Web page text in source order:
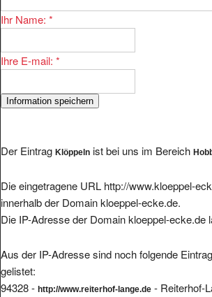
Ihr Name: *
Ihre E-mail: *
Der Eintrag Klöppeln ist bei uns im Bereich
Die eingetragene URL http://www.kloeppel-
innerhalb der Domain kloeppel-ecke.de.
Die IP-Adresse der Domain kloeppel-ecke.de
Aus der IP-Adresse sind noch folgende
gelistet:
94328 - http://www.reiterhof-lange.de - Reiterhof-